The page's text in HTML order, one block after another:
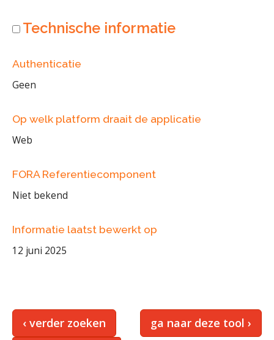
Technische informatie
Authenticatie
Geen
Op welk platform draait de applicatie
Web
FORA Referentiecomponent
Niet bekend
Informatie laatst bewerkt op
12 juni 2025
‹ verder zoeken ga naar deze tool ›